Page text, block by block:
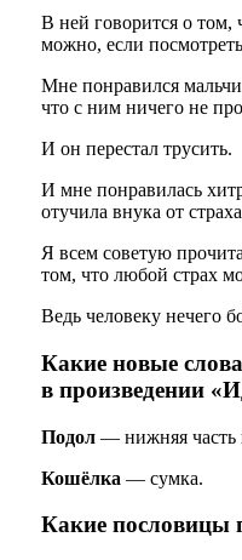
В ней говорится о том,
можно, если
Мне понравился
что с ним ничего не
И он перестал трусить.
И мне понравилась
отучила внука от
Я всем советую
том, что любой страх
Ведь человеку нечего
Какие новые
в произведении
Подол— нижняя часть
Кошёлка — сумка.
Какие пословицы